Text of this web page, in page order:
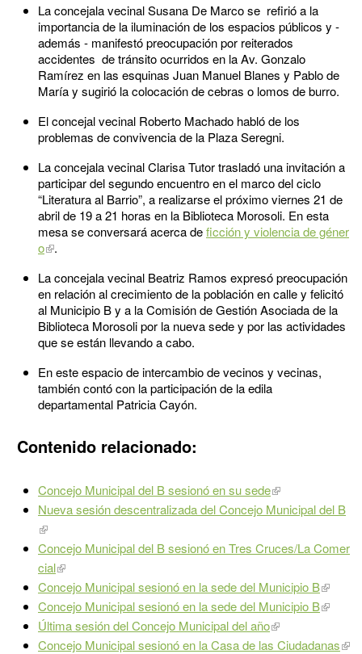
La concejala vecinal Susana De Marco se refirió a la
importancia de la iluminación de los espacios públicos y -
además - manifestó preocupación por reiterados
accidentes de tránsito ocurridos en la Av. Gonzalo
Ramírez en las esquinas Juan Manuel Blanes y Pablo de
María y sugirió la colocación de cebras o lomos de burro.
El concejal vecinal Roberto Machado habló de los
problemas de convivencia de la Plaza Seregni.
La concejala vecinal Clarisa Tutor trasladó una invitación a
participar del segundo encuentro en el marco del ciclo
“Literatura al Barrio”, a realizarse el próximo viernes 21 de
abril de 19 a 21 horas en la Biblioteca Morosoli. En esta
mesa se conversará acerca deficción y violencia de géner
o
.
La concejala vecinal Beatriz Ramos expresó preocupación
en relación al crecimiento de la población en calle y felicitó
al Municipio B y a la Comisión de Gestión Asociada de la
Biblioteca Morosoli por la nueva sede y por las actividades
que se están llevando a cabo.
En este espacio de intercambio de vecinos y vecinas,
también contó con la participación de la edila
departamental Patricia Cayón.
Contenido relacionado:
Concejo Municipal del B sesionó en su sede
Nueva sesión descentralizada del Concejo Municipal del B
Concejo Municipal del B sesionó en Tres Cruces/La Comer
cial
Concejo Municipal sesionó en la sede del Municipio B
Concejo Municipal sesionó en la sede del Municipio B
Última sesión del Concejo Municipal del año
Concejo Municipal sesionó en la Casa de las Ciudadanas